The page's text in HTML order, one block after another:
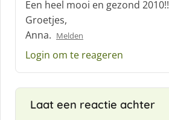
f
:
Een heel mooi en gezond 2010!!
Groetjes,
Anna. Melden
Login om te reageren
Laat een reactie achter